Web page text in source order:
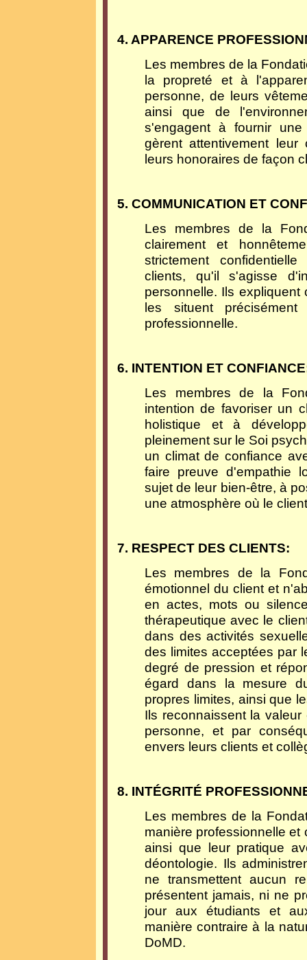
4. APPARENCE
Les membres de la
la propreté et à
personne, de leurs
ainsi que de
s'engagent à fournir
gèrent attentivement
leurs honoraires de façon
5. COMMUNICATION ET
Les membres de la
clairement et
strictement
clients, qu'il s'agisse
personnelle. Ils
les situent
professionnelle.
6. INTENTION ET
Les membres de la
intention de favoriser un
holistique et à
pleinement sur le Soi
un climat de confiance
faire preuve d'empathie
sujet de leur bien-être, à
une atmosphère où le
7. RESPECT DES CLIENTS:
Les membres de la
émotionnel du client et
en actes, mots ou
thérapeutique avec le
dans des activités
des limites acceptées par
degré de pression et
égard dans la mesure
propres limites, ainsi que
Ils reconnaissent la
personne, et par
envers leurs clients et
8. INTÉGRITÉ
Les membres de la
manière professionnelle
ainsi que leur pratique
déontologie. Ils
ne transmettent aucun
présentent jamais, ni ne
jour aux étudiants et
manière contraire à la
DoMD.